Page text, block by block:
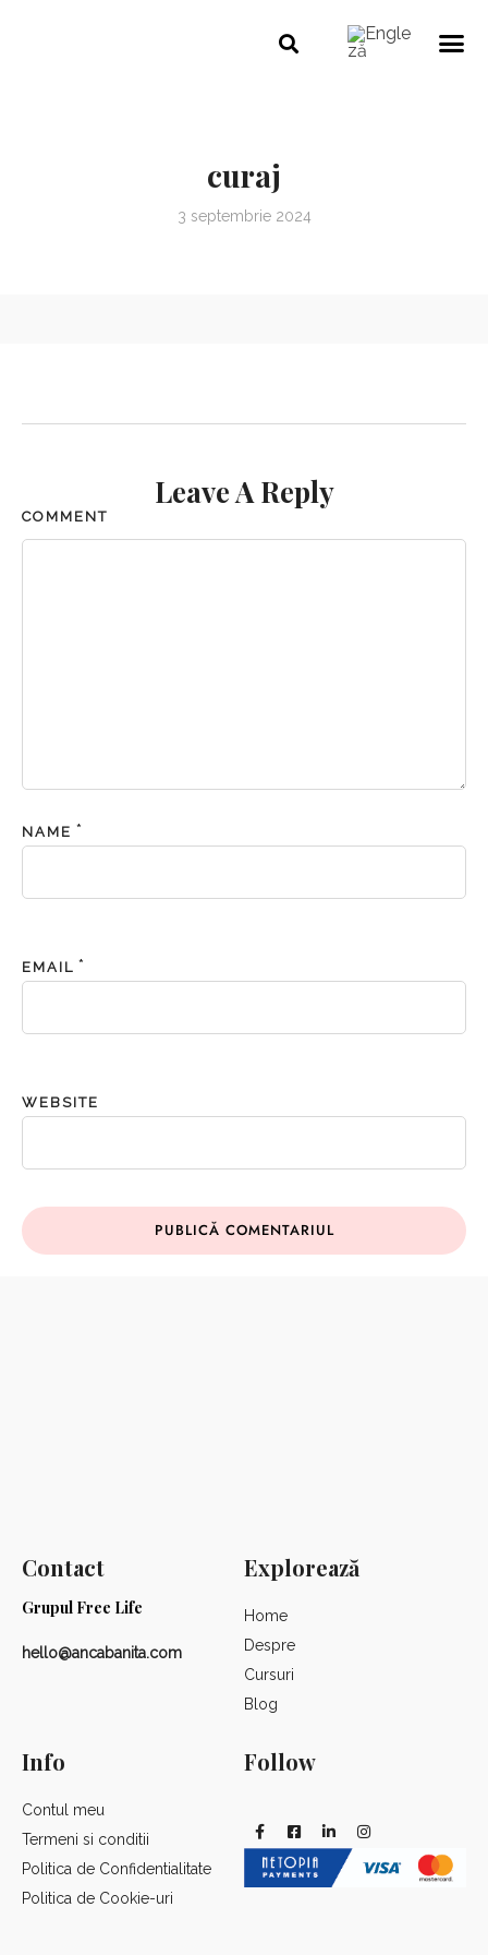
curaj
3 septembrie 2024
Leave A Reply
COMMENT
NAME *
EMAIL *
WEBSITE
Contact
Grupul Free Life
hello@ancabanita.com
Explorează
Home
Despre
Cursuri
Blog
Info
Contul meu
Termeni si conditii
Politica de Confidentialitate
Politica de Cookie-uri
Follow